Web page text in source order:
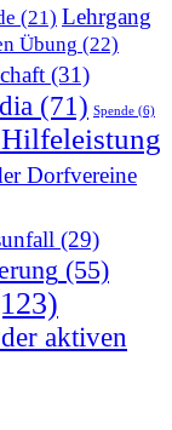
(21) Lehrgang
Übung (22)
(31)
(71) Spende (6)
Dorfvereine
(29)
(55)
aktiven